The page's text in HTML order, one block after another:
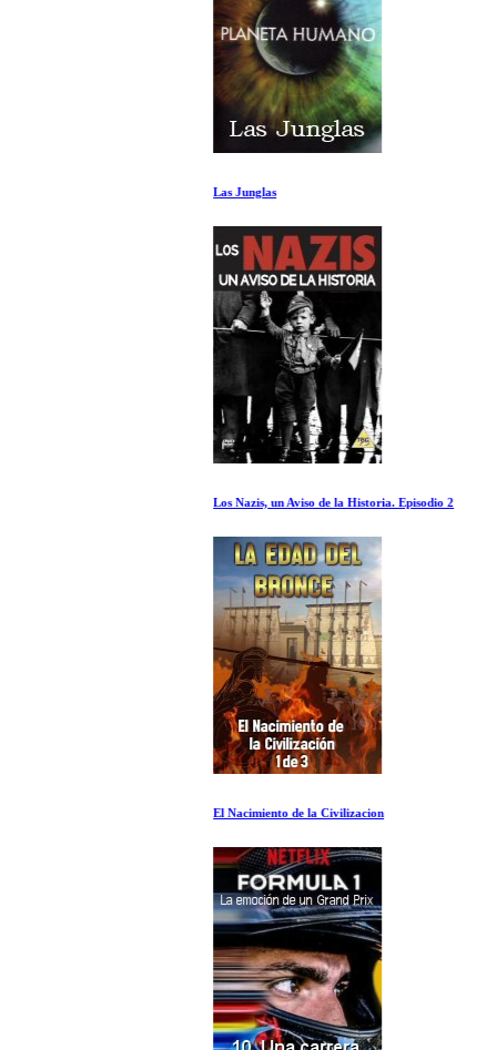
Los Nazis, un Aviso de la Historia. Episodio 2
El Nacimiento de la Civilizacion